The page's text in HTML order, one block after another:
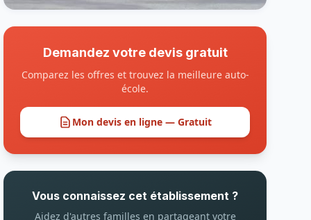
Demandez votre devis gratuit
Comparez les offres et trouvez la meilleure auto-
école.
Mon devis en ligne — Gratuit
Vous connaissez cet établissement ?
Aidez d'autres familles en partageant votre